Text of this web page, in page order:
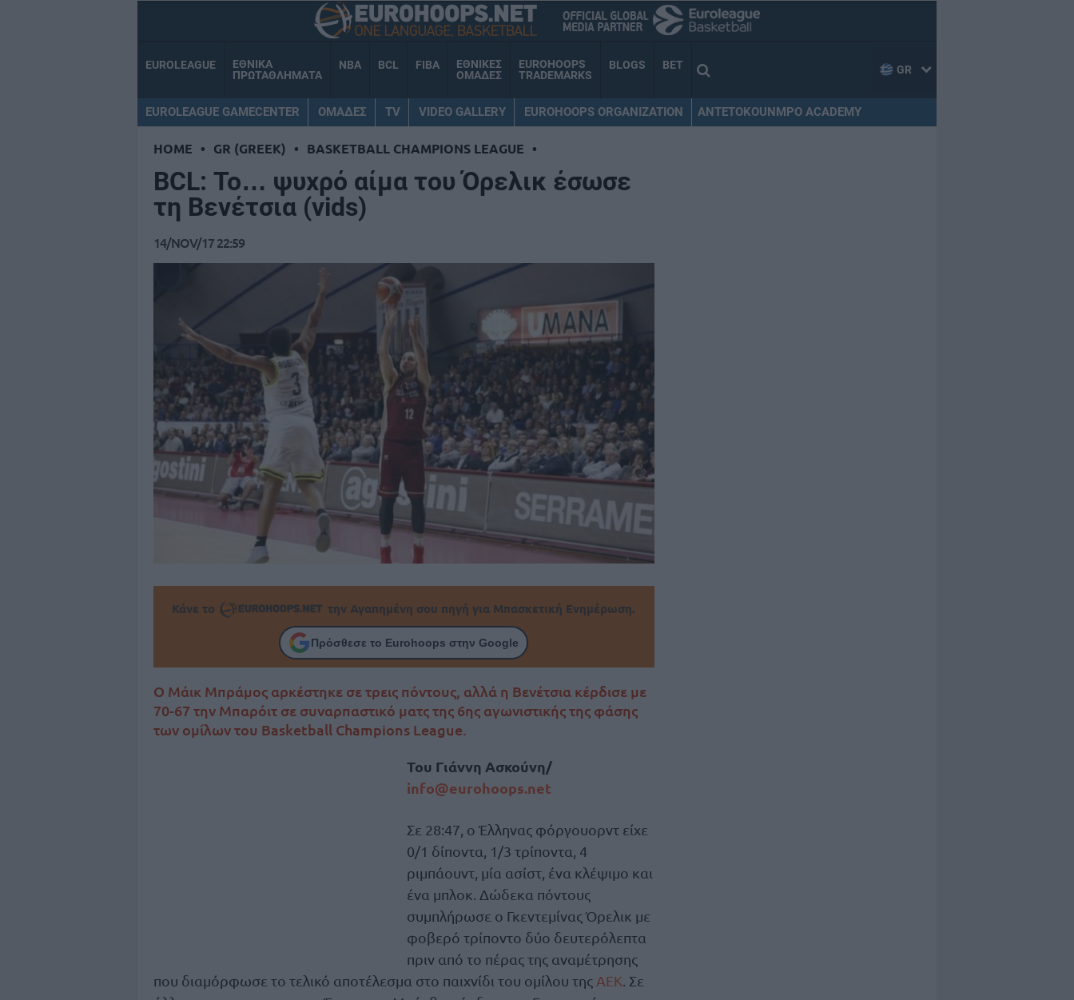
EUROLEAGUE
ΕΘΝΙΚΑ
ΠΡΩΤΑΘΛΗΜΑΤΑ
NBA BCL FIBA
ΕΘΝΙΚΕΣ
ΟΜΑΔΕΣ
EUROHOOPS
TRADEMARKS
BLOGS BET GR
EUROLEAGUE GAMECENTER ΟΜΑΔΕΣ TV VIDEO GALLERY EUROHOOPS ORGANIZATION ANTETOKOUNMPO ACADEMY
HOME • GR (GREEK) • BASKETBALL CHAMPIONS LEAGUE •
BCL: Το… ψυχρό αίμα του Όρελικ έσωσε
τη Βενέτσια (vids)
14/NOV/17 22:59
Κάνε το την Αγαπημένη σου πηγή για Μπασκετική Ενημέρωση.
Πρόσθεσε το Eurohoops στην Google
O Μάικ Μπράμος αρκέστηκε σε τρεις πόντους, αλλά η Βενέτσια κέρδισε με
70-67 την Μπαρόιτ σε συναρπαστικό ματς της 6ης αγωνιστικής της φάσης
των ομίλων του Basketball Champions League.
Του Γιάννη Ασκούνη/
info@eurohoops.net
Σε 28:47, ο Έλληνας φόργουορντ είχε
0/1 δίποντα, 1/3 τρίποντα, 4
ριμπάουντ, μία ασίστ, ένα κλέψιμο και
ένα μπλοκ. Δώδεκα πόντους
συμπλήρωσε ο Γκεντεμίνας Όρελικ με
φοβερό τρίποντο δύο δευτερόλεπτα
πριν από το πέρας της αναμέτρησης
που διαμόρφωσε το τελικό αποτέλεσμα στο παιχνίδι του ομίλου της ΑΕΚ . Σε